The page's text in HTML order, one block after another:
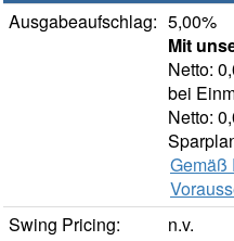
Ausgabeaufschlag: 5,00%
Mit
Netto:
bei
Netto:
Gemäß
Swing Pricing:
n.v.